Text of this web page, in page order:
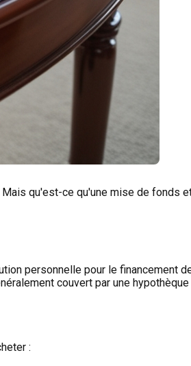
qu'est-ce qu'une mise de fonds
personnelle pour le financement
couvert par une hypothèque
: